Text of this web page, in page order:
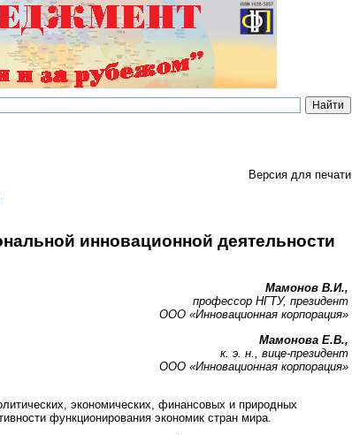
Версия для печати
инновационной деятельности
Мамонов В.И.,
профессор НГТУ, президент
ООО «Инновационная корпорация»
Мамонова Е.В.,
к. э. н., вице-президент
ООО «Инновационная корпорация»
экономических, финансовых и природных
функционирования экономик стран мира.